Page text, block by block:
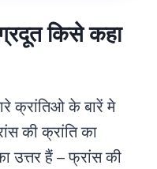
किसे कहा
क्रांतिओ के बारें मे
की क्रांति का
उत्तर हैं – फ्रांस की